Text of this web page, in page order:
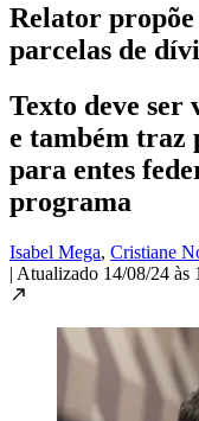
Relator
parcelas de
Texto deve ser
e também traz
para entes
programa
Isabel Mega, Cristiane
| Atualizado 14/08/24 às